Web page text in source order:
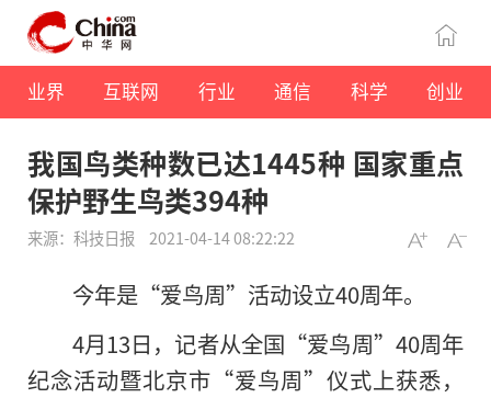
业界 互联网 行业 通信 科学 创业
我国鸟类种数已达1445种 国家重点
保护野生鸟类394种
来源：科技日报 2021-04-14 08:22:22
今年是“爱鸟周”活动设立40周年。
4月13日，记者从全国“爱鸟周”40周年
纪念活动暨北京市“爱鸟周”仪式上获悉，